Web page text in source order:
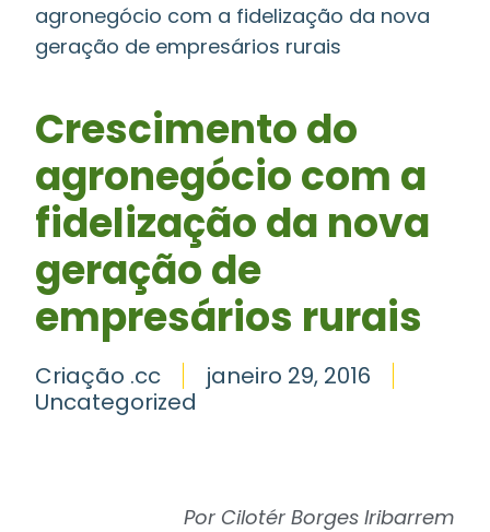
agronegócio com a fidelização da nova
geração de empresários rurais
Crescimento do
agronegócio com a
fidelização da nova
geração de
empresários rurais
Criação .cc
janeiro 29, 2016
Uncategorized
Por Cilotér Borges Iribarrem